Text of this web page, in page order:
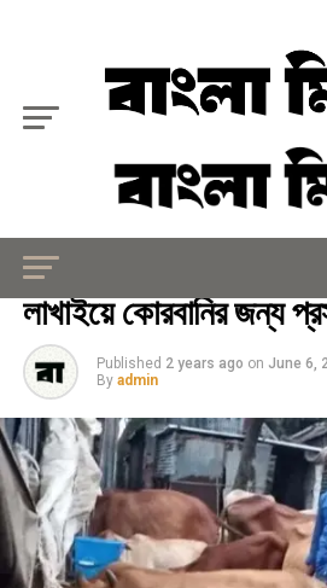
মিরর বিশেষ
লাখাইয়ে কোরবানির জন্য
Published 2 years ago on June 6,
By admin